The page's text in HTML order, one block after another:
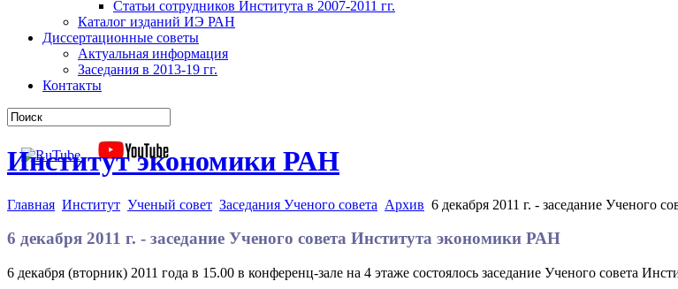
Статьи сотрудников Института в 2007-2011 гг.
Каталог изданий ИЭ РАН
Диссертационные советы
Актуальная информация
Заседания в 2013-19 гг.
Контакты
Институт экономики РАН
Главная Институт Ученый совет Заседания Ученого совета Архив 6 декабря 2011 г. - заседание Ученого
6 декабря 2011 г. - заседание Ученого совета Института экономики РАН
6 декабря (вторник) 2011 года в 15.00 в конференц-зале на 4 этаже состоялось заседание Ученого совета